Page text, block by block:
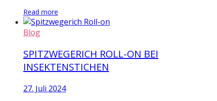
Read more
Blog
SPITZWEGERICH ROLL-ON BEI
INSEKTENSTICHEN
27. Juli 2024